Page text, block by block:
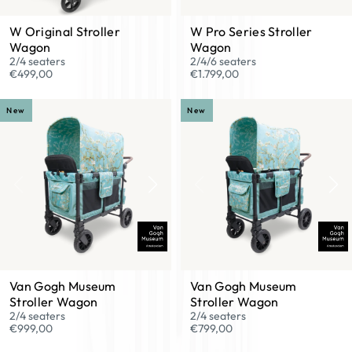
W Original Stroller
Wagon
2/4 seaters
€499,00
W Pro Series Stroller
Wagon
2/4/6 seaters
€1.799,00
New
Van Gogh Museum
Stroller Wagon
2/4 seaters
€999,00
New
Van Gogh Museum
Stroller Wagon
2/4 seaters
€799,00